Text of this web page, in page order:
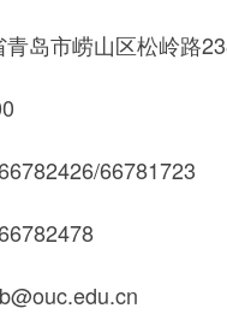
岛市崂山区松岭路
66781723